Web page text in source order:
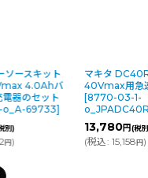
ソースキット
4.0Ahバ
電器のセット
69733]
別)
円)
マキタ
40Vmax用急
[8770-03-1-
13,780円(税
(税込: 15,158円)